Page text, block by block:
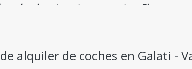
coches baratos y transparentes - Sin cargos
alquiler de coches en Galati -